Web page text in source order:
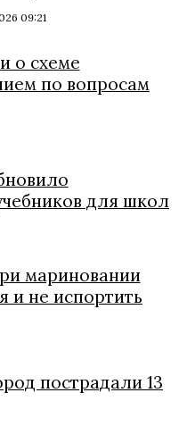
09:21
о схеме
по вопросам
для школ
мариновании
и не испортить
пострадали 13